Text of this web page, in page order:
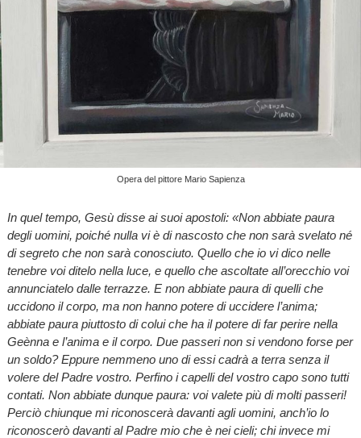
Opera del pittore Mario Sapienza
In quel tempo, Gesù disse ai suoi apostoli: «Non abbiate paura
degli uomini, poiché nulla vi è di nascosto che non sarà svelato né
di segreto che non sarà conosciuto. Quello che io vi dico nelle
tenebre voi ditelo nella luce, e quello che ascoltate all’orecchio voi
annunciatelo dalle terrazze. E non abbiate paura di quelli che
uccidono il corpo, ma non hanno potere di uccidere l’anima;
abbiate paura piuttosto di colui che ha il potere di far perire nella
Geènna e l’anima e il corpo. Due passeri non si vendono forse per
un soldo? Eppure nemmeno uno di essi cadrà a terra senza il
volere del Padre vostro. Perfino i capelli del vostro capo sono tutti
contati. Non abbiate dunque paura: voi valete più di molti passeri!
Perciò chiunque mi riconoscerà davanti agli uomini, anch’io lo
riconoscerò davanti al Padre mio che è nei cieli; chi invece mi